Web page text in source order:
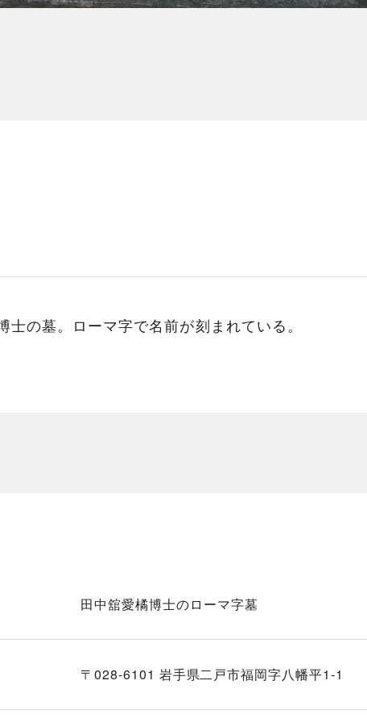
の墓。ローマ字で名前が刻まれている。
田中舘愛橘博士のローマ字墓
〒028-6101 岩手県二戸市福岡字八幡平1-1